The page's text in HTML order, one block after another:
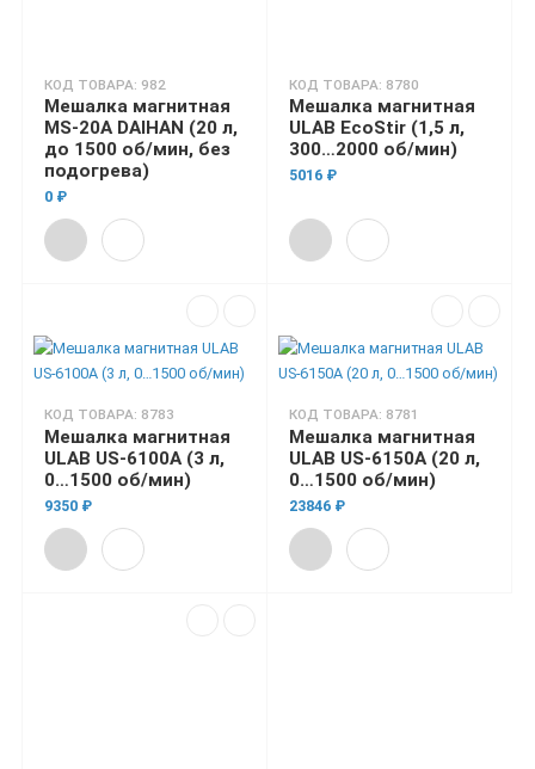
КОД ТОВАРА: 982
Мешалка магнитная
MS-20A DAIHAN (20 л,
до 1500 об/мин, без
подогрева)
0 ₽
КОД ТОВАРА: 8780
Мешалка магнитная
ULAB EcoStir (1,5 л,
300…2000 об/мин)
5016 ₽
КОД ТОВАРА: 8783
Мешалка магнитная
ULAB US-6100A (3 л,
0…1500 об/мин)
9350 ₽
КОД ТОВАРА: 8781
Мешалка магнитная
ULAB US-6150A (20 л,
0…1500 об/мин)
23846 ₽